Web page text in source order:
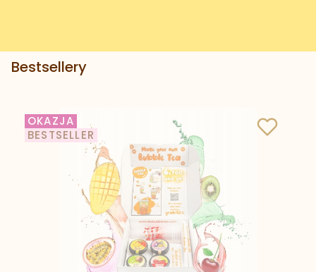
Bestsellery
OKAZJA
BESTSELLER